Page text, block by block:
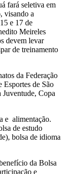
fará seletiva em
visando a
e 17 de
Meireles
devem levar
de treinamento
da Federação
de São
Juventude, Copa
e alimentação.
de estudo
bolsa de idioma
da Bolsa
e